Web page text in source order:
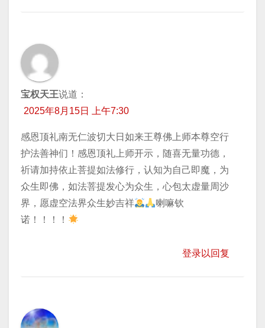
宝权天王说道：
2025年8月15日 上午7:30
感恩顶礼南无仁波切大日如来王尊佛上师本尊空行
护法善神们！感恩顶礼上师开示，随喜无量功德，
祈请加持依止菩提如法修行，认知为自己即魔，为
众生即佛，如法菩提发心为众生，心包太虚量周沙
界，愿虚空法界众生妙吉祥
喇嘛钦
诺！！！！
登录以回复